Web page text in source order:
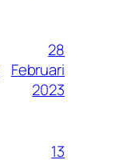
28
Februari
2023
13